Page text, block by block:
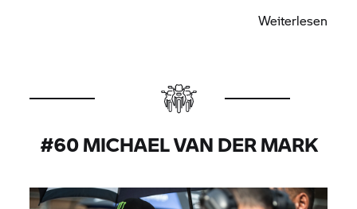
nächste Rennen werde ich fit sein. Aber ich bin ein
schlechte Tage. Beides gehört dazu.“
Weiterlesen
#60 MICHAEL VAN DER MARK